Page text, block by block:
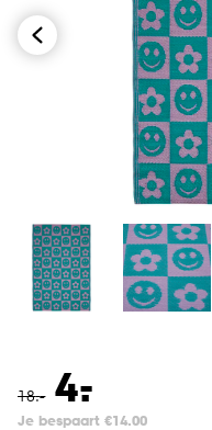
18.- 4.
-
Je bespaart €14.00